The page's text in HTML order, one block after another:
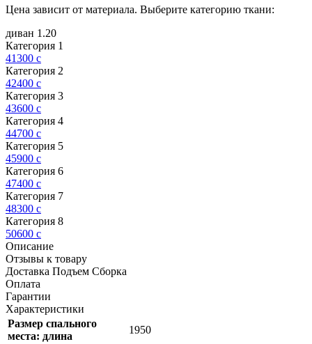
Цена зависит от материала. Выберите категорию ткани:
диван 1.20
Категория 1
41300 c
Категория 2
42400 c
Категория 3
43600 c
Категория 4
44700 c
Категория 5
45900 c
Категория 6
47400 c
Категория 7
48300 c
Категория 8
50600 c
Описание
Отзывы к товару
Доставка Подъем Сборка
Оплата
Гарантии
Характеристики
Размер спального
места: длина
1950